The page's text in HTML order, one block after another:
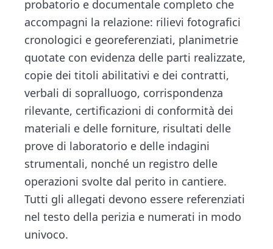
probatorio e documentale completo che
accompagni la relazione: rilievi fotografici
cronologici e georeferenziati, planimetrie
quotate con evidenza delle parti realizzate,
copie dei titoli abilitativi e dei contratti,
verbali di sopralluogo, corrispondenza
rilevante, certificazioni di conformità dei
materiali e delle forniture, risultati delle
prove di laboratorio e delle indagini
strumentali, nonché un registro delle
operazioni svolte dal perito in cantiere.
Tutti gli allegati devono essere referenziati
nel testo della perizia e numerati in modo
univoco.